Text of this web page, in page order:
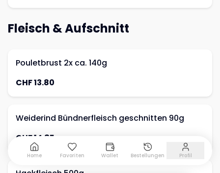
Fleisch & Aufschnitt
Pouletbrust 2x ca. 140g
CHF 13.80
Weiderind Bündnerfleisch geschnitten 90g
CHF 14.85
Home Favoriten Wallet Bestellungen Profil